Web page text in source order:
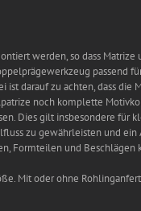
werden, so dass Matrize
passend
ist darauf zu achten, dass die
noch komplette
Dies gilt insbesondere für
zu gewährleisten und ein
Formteilen und Beschlägen
Mit oder ohne